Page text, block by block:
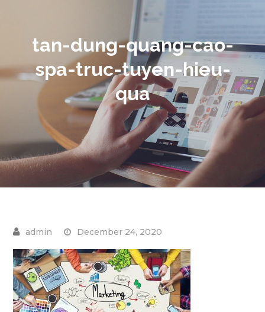
tan-dung-quang-cao-
spa-truc-tuyen-hieu-
qua
December 24, 2020